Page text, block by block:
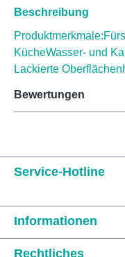
Beschreibung
KücheWasser- und
Lackierte
Bewertungen
Service-Hotline
Informationen
Rechtliches